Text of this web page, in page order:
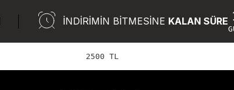
İNDİRİMİN BİTMESİNE KALAN SÜRE
2500 TL ve üzeri Ü